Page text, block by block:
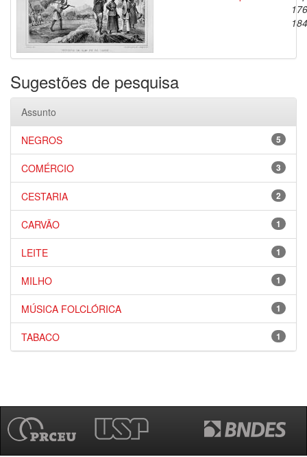
Sugestões de pesquisa
Assunto
5
NEGROS
3
COMÉRCIO
2
CESTARIA
1
CARVÃO
1
LEITE
1
MILHO
1
MÚSICA FOLCLÓRICA
1
TABACO